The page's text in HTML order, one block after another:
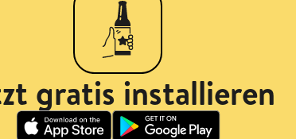
gratis installieren